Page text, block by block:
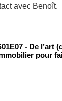
avec Benoît.
- De l’art
pour